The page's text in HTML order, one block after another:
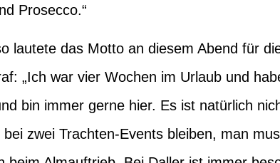
Prosecco.“
lautete das Motto an diesem Abend für
: „Ich war vier Wochen im Urlaub und
bin immer gerne hier. Es ist natürlich
zwei Trachten-Events bleiben, man